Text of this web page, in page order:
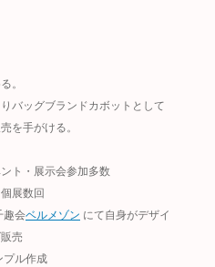
。
バッグブランドカボットとして
を手がける。
ト・展示会参加多数
展数回
趣会ベルメゾン にて自身がデザイ
売
プル作成